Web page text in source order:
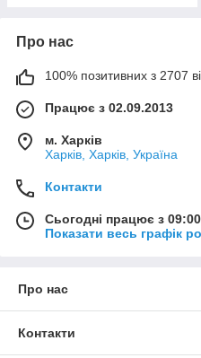
Про нас
100% позитивних з 2707
Працює з 02.09.2013
м. Харків
Харків, Харків, Україна
Контакти
Сьогодні працює з
Показати весь графік
Про нас
Контакти